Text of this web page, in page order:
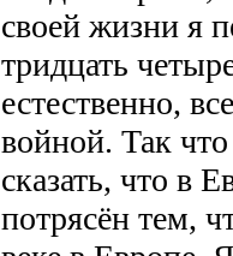
своей жизни я
тридцать
естественно,
войной. Так
сказать, что в
потрясён тем,